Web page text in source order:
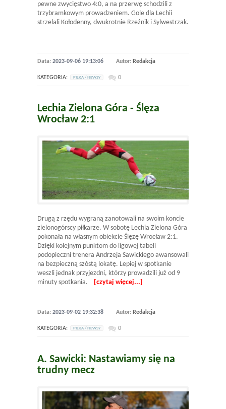
pewne zwycięstwo 4:0, a na przerwę schodzili z
trzybramkowym prowadzeniem. Gole dla Lechii
strzelali Kołodenny, dwukrotnie Rzeźnik i Sylwestrzak.
Data: 2023-09-06 19:13:06 Autor: Redakcja
KATEGORIA: PILKA / NEWSY 0
Lechia Zielona Góra - Ślęza
Wrocław 2:1
Drugą z rzędu wygraną zanotowali na swoim koncie
zielonogórscy piłkarze. W sobotę Lechia Zielona Góra
pokonała na własnym obiekcie Ślęzę Wrocław 2:1.
Dzięki kolejnym punktom do ligowej tabeli
podopieczni trenera Andrzeja Sawickiego awansowali
na bezpieczną szóstą lokatę. Lepiej w spotkanie
weszli jednak przyjezdni, którzy prowadzili już od 9
minuty spotkania.
[czytaj więcej...]
Data: 2023-09-02 19:32:38 Autor: Redakcja
KATEGORIA: PILKA / NEWSY 0
A. Sawicki: Nastawiamy się na
trudny mecz